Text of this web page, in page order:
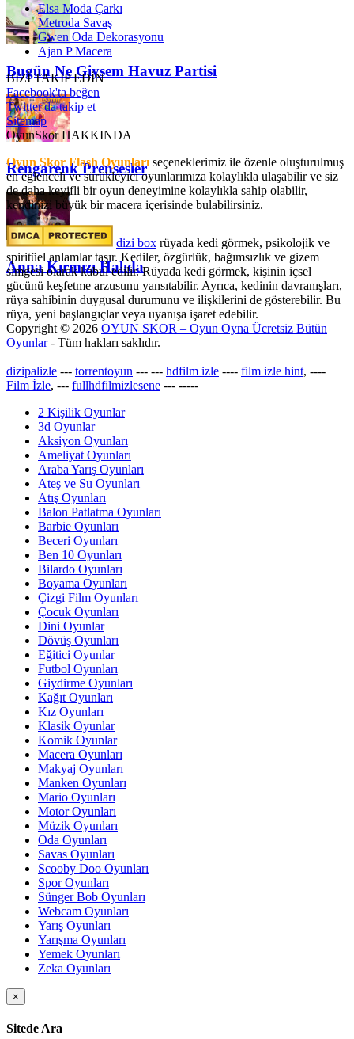
Bugün Ne Giysem Havuz Partisi
Rengarenk Prensesler
Anna Kırmızı Halıda
Elsa Moda Çarkı
Metroda Savaş
Gwen Oda Dekorasyonu
Ajan P Macera
BİZİ TAKİP EDİN
Facebook'ta beğen
Twitter'da takip et
Sitemap
OyunSkor HAKKINDA
Oyun Skor Flash Oyunları seçeneklerimiz ile özenle oluşturulmuş
en eğlenceli ve sürükleyici oyunlarımıza kolaylıkla ulaşabilir ve siz
de daha keyifli bir oyun deneyimine kolaylıkla sahip olabilir,
kendinizi büyük bir macera içerisinde bulabilirsiniz.
dizi box rüyada kedi görmek​, psikolojik ve
spiritüel anlamlar taşır. Kediler, özgürlük, bağımsızlık ve gizem
simgesi olarak kabul edilir. Rüyada kedi görmek, kişinin içsel
gücünü keşfetme arzusunu yansıtabilir. Ayrıca, kedinin davranışları,
rüya sahibinin duygusal durumunu ve ilişkilerini de gösterebilir. Bu
rüya, yeni başlangıçlar veya uyanışa işaret edebilir.
Copyright © 2026 OYUN SKOR – Oyun Oyna Ücretsiz Bütün
Oyunlar- Tüm hakları saklıdır.
dizipalizle --- torrentoyun --- --- hdfilm izle ---- film izle hint, ----
Film İzle, --- fullhdfilmizlesene --- -----
2 Kişilik Oyunlar
3d Oyunlar
Aksiyon Oyunları
Ameliyat Oyunları
Araba Yarış Oyunları
Ateş ve Su Oyunları
Atış Oyunları
Balon Patlatma Oyunları
Barbie Oyunları
Beceri Oyunları
Ben 10 Oyunları
Bilardo Oyunları
Boyama Oyunları
Çizgi Film Oyunları
Çocuk Oyunları
Dini Oyunlar
Dövüş Oyunları
Eğitici Oyunlar
Futbol Oyunları
Giydirme Oyunları
Kağıt Oyunları
Kız Oyunları
Klasik Oyunlar
Komik Oyunlar
Macera Oyunları
Makyaj Oyunları
Manken Oyunları
Mario Oyunları
Motor Oyunları
Müzik Oyunları
Oda Oyunları
Savas Oyunları
Scooby Doo Oyunları
Spor Oyunları
Sünger Bob Oyunları
Webcam Oyunları
Yarış Oyunları
Yarışma Oyunları
Yemek Oyunları
Zeka Oyunları
×
Sitede Ara